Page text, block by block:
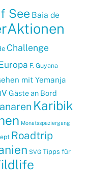
See Baia de
Challenge
F. Guyana
mit Yemanja
Gäste an Bord
Karibik
Monatsspaziergang
Roadtrip
SVG Tipps für